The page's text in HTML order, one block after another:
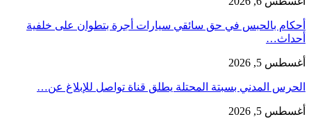
أحكام بالحبس في حق سائقي سيارات أجرة بتطوان على خلفية
أحداث…
أغسطس 5, 2026
الحرس المدني بسبتة المحتلة يطلق قناة تواصل للإبلاغ عن…
أغسطس 5, 2026